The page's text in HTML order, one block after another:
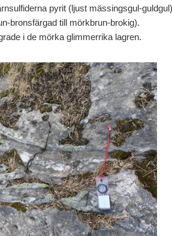
pyrit (ljust mässingsgul-guldgul)
bronsfärgad till mörkbrun-brokig).
i de mörka glimmerrika lagren.